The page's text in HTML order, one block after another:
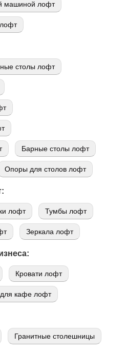
машиной лофт
столы лофт
Барные столы лофт
Опоры для столов лофт
лофт Тумбы лофт
Зеркала лофт
Кровати лофт
кафе лофт
Гранитные столешницы